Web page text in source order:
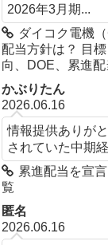
2026年3月期...
ダイコク電機
配当方針は？ 目
向、DOE、累進配
かぶりたん
2026.06.16
情報提供ありが
されていた中期
累進配当を宣
覧
匿名
2026.06.16